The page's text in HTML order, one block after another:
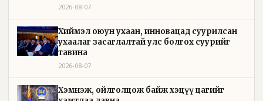
2026-08-07
Хиймэл оюун ухаан, инновацад суурилсан
ухаалаг засаглалтай улс болгох суурийг
тавина
2026-08-07
Хэмнэж, ойлголцож байж хэцүү цагийг